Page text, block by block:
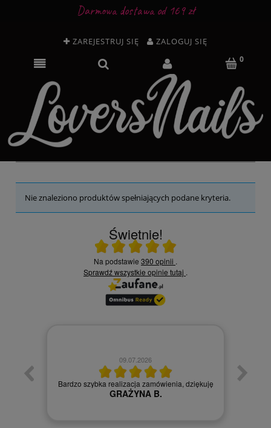
Darmowa dostawa od 169 zł
ZAREJESTRUJ SIĘ ZALOGUJ SIĘ
Nie znaleziono produktów spełniających podane kryteria.
Świetnie!
Ocena średnia 5 na 5
Na podstawie 390 opinii .
Sprawdź wszystkie opinie tutaj .
09.07.2026
Bardzo szybka realizacja zamówienia, dziękuję
GRAŻYNA B.